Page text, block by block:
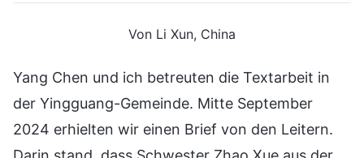
Von Li Xun, China
Yang Chen und ich betreuten die Textarbeit in
der Yingguang-Gemeinde. Mitte September
2024 erhielten wir einen Brief von den Leitern.